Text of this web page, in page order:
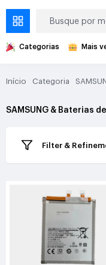
Categorias Mais
Início Categoria
SAMSUNG & Baterias
Filter &